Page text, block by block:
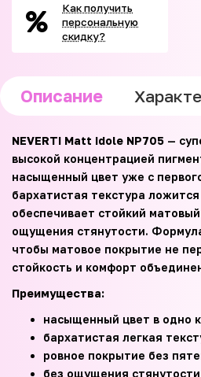
Как получить
персональную
скидку?
Описание
NEVERTI Matt Idole NP705 —
высокой концентрацией
насыщенный цвет уже с
бархатистая текстура
обеспечивает стойкий
ощущения стянутости.
чтобы матовое покрытие не
стойкость и комфорт
Преимущества:
насыщенный цвет в одно
бархатистая легкая
ровное покрытие без
без ощущения стянутости